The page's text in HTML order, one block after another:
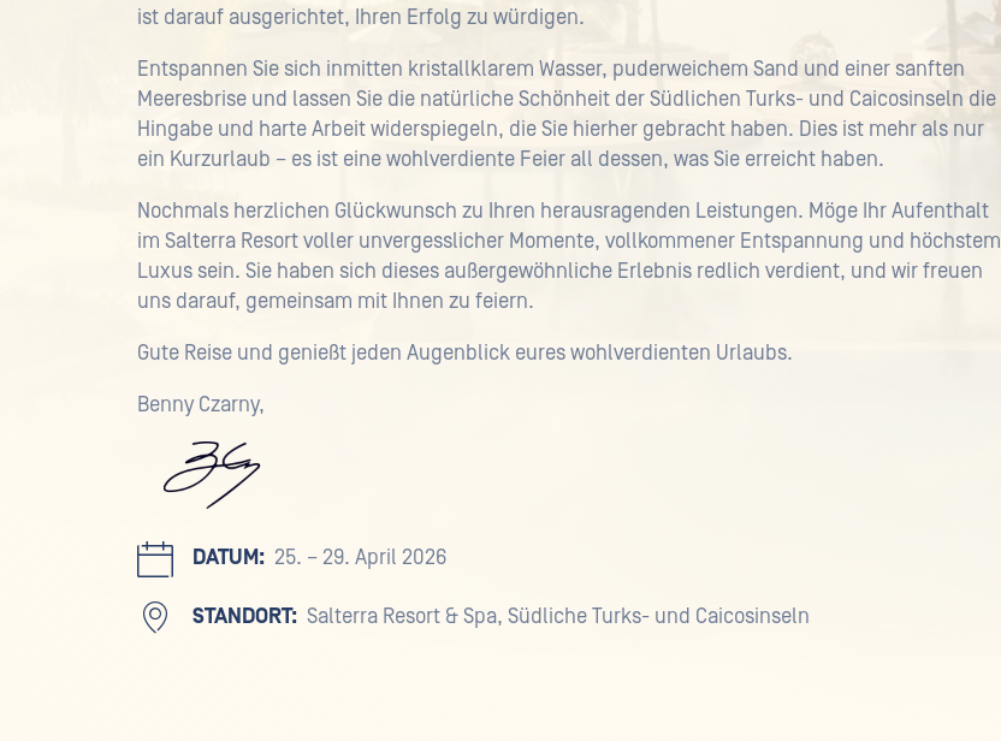
ist darauf ausgerichtet, Ihren Erfolg zu würdigen.
Entspannen Sie sich inmitten kristallklarem Wasser, puderweichem Sand und einer sanften
Meeresbrise und lassen Sie die natürliche Schönheit der Südlichen Turks- und Caicosinseln die
Hingabe und harte Arbeit widerspiegeln, die Sie hierher gebracht haben. Dies ist mehr als nur
ein Kurzurlaub – es ist eine wohlverdiente Feier all dessen, was Sie erreicht haben.
Nochmals herzlichen Glückwunsch zu Ihren herausragenden Leistungen. Möge Ihr Aufenthalt
im Salterra Resort voller unvergesslicher Momente, vollkommener Entspannung und höchstem
Luxus sein. Sie haben sich dieses außergewöhnliche Erlebnis redlich verdient, und wir freuen
uns darauf, gemeinsam mit Ihnen zu feiern.
Gute Reise und genießt jeden Augenblick eures wohlverdienten Urlaubs.
Benny Czarny,
DATUM: 25. – 29. April 2026
STANDORT: Salterra Resort & Spa, Südliche Turks- und Caicosinseln